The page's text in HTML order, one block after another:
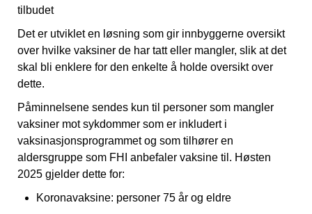
tilbudet
Det er utviklet en løsning som gir innbyggerne oversikt
over hvilke vaksiner de har tatt eller mangler, slik at det
skal bli enklere for den enkelte å holde oversikt over
dette.
Påminnelsene sendes kun til personer som mangler
vaksiner mot sykdommer som er inkludert i
vaksinasjonsprogrammet og som tilhører en
aldersgruppe som FHI anbefaler vaksine til. Høsten
2025 gjelder dette for:
Koronavaksine: personer 75 år og eldre